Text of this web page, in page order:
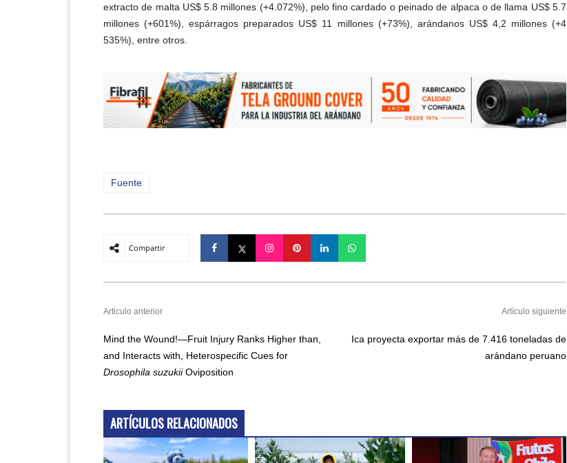
extracto de malta US$ 5.8 millones (+4.072%), pelo fino cardado o peinado de alpaca o de llama US$ 5.7
millones (+601%), espárragos preparados US$ 11 millones (+73%), arándanos US$ 4,2 millones (+4
535%), entre otros.
Fuente
Compartir
Articulo anterior
Mind the Wound!—Fruit Injury Ranks Higher than,
and Interacts with, Heterospecific Cues for
Drosophila suzukiiOviposition
Artículo siguiente
Ica proyecta exportar más de 7.416 toneladas de
arándano peruano
ARTÍCULOS RELACIONADOS